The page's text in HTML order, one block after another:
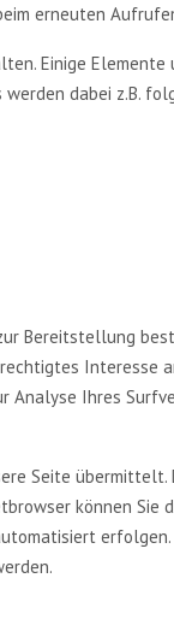
erneuten
Einige
dabei z.B.
Bereitstellung
Analyse Ihres
Seite
können Sie